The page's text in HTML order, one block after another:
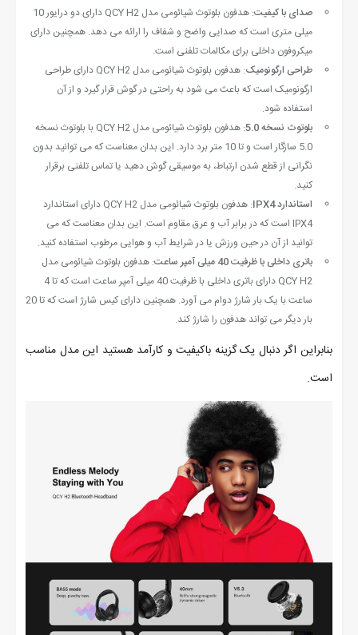
صدای با کیفیت
: هدفون بلوتوث شیائومی مدل QCY H2 دارای دو درایور 10
میلی متری است که صدایی واضح و شفاف را ارائه می دهد. همچنین دارای
میکروفون داخلی برای مکالمات تلفنی است.
طراحی ارگونومیک
: هدفون بلوتوث شیائومی مدل QCY H2 دارای طراحی
ارگونومیک است که باعث می شود به راحتی در گوش قرار گیرد و از آن
استفاده شود.
بلوتوث نسخه 5.0
: هدفون بلوتوث شیائومی مدل QCY H2 با بلوتوث نسخه
5.0 سازگار است و تا 10 متر برد دارد. این بدان معناست که می توانید بدون
نگرانی از قطع شدن ارتباط، به موسیقی گوش دهید یا تماس تلفنی برقرار
کنید.
استاندارد IPX4
: هدفون بلوتوث شیائومی مدل QCY H2 دارای استاندارد
IPX4 است که در برابر آب و عرق مقاوم است. این بدان معناست که می
توانید از آن در حین ورزش یا در شرایط آب و هوایی مرطوب استفاده کنید.
باتری داخلی با ظرفیت 40 میلی آمپر ساعت
: هدفون بلوتوث شیائومی مدل
QCY H2 دارای باتری داخلی با ظرفیت 40 میلی آمپر ساعت است که تا 4
ساعت با یک بار شارژ دوام می آورد. همچنین دارای کیس شارژ است که تا 20
بار دیگر می تواند هدفون را شارژ کند.
بنابراین اگر دنبال یک گزینه باکیفیت و کارآمد هستید این مدل مناسب
است.